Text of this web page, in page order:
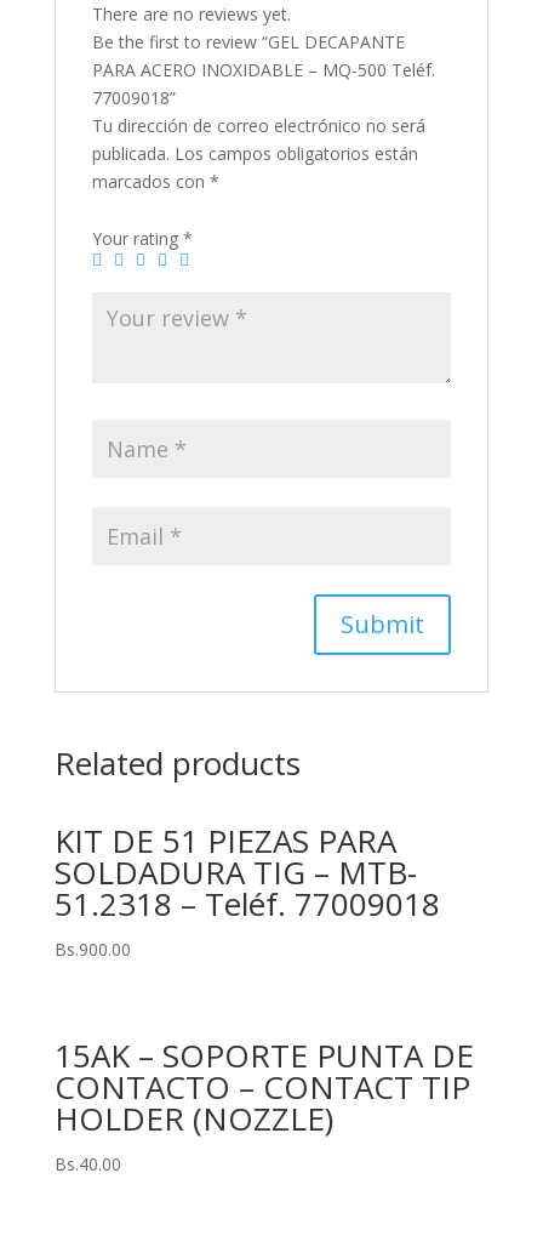
There are no reviews yet.
Be the first to review “GEL DECAPANTE
PARA ACERO INOXIDABLE – MQ-500 Teléf.
77009018”
Tu dirección de correo electrónico no será
publicada. Los campos obligatorios están
marcados con *
Your rating *
Related products
KIT DE 51 PIEZAS PARA
SOLDADURA TIG – MTB-
51.2318 – Teléf. 77009018
Bs.900.00
15AK – SOPORTE PUNTA DE
CONTACTO – CONTACT TIP
HOLDER (NOZZLE)
Bs.40.00